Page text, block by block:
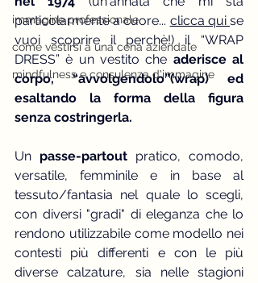
immagine professionale
come vestirsi a una cena aziendale
mindfulness e consulenza d'immagine
particolarmente a cuore... clicca qui se
vuoi scoprire il perchè!) il “WRAP
DRESS” è un vestito che aderisce al
corpo, “avvolgendolo”(wrap) ed
esaltando la forma della figura
senza costringerla.
Un passe-partout pratico, comodo,
versatile, femminile e in base al
tessuto/fantasia nel quale lo scegli,
con diversi "gradi" di eleganza che lo
rendono utilizzabile come modello nei
contesti più differenti e con le più
diverse calzature, sia nelle stagioni